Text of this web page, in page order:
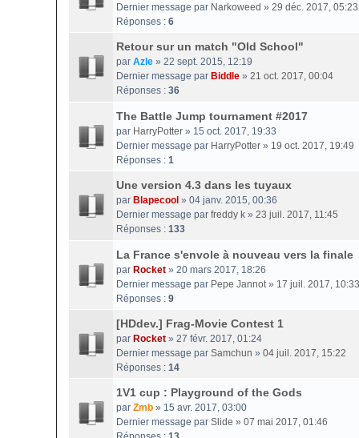
Dernier message par Narkoweed » 29 déc. 2017, 05:23
Réponses : 6
Retour sur un match "Old School"
par Azle » 22 sept. 2015, 12:19
Dernier message par Biddle » 21 oct. 2017, 00:04
Réponses : 36
The Battle Jump tournament #2017
par HarryPotter » 15 oct. 2017, 19:33
Dernier message par HarryPotter » 19 oct. 2017, 19:49
Réponses : 1
Une version 4.3 dans les tuyaux
par Blapecool » 04 janv. 2015, 00:36
Dernier message par freddy k » 23 juil. 2017, 11:45
Réponses : 133
La France s'envole à nouveau vers la finale
par Rocket » 20 mars 2017, 18:26
Dernier message par Pepe Jannot» 17 juil. 2017, 10:33
Réponses : 9
[HDdev.] Frag-Movie Contest 1
par Rocket » 27 févr. 2017, 01:24
Dernier message par Samchun » 04 juil. 2017, 15:22
Réponses : 14
1V1 cup : Playground of the Gods
par Zmb » 15 avr. 2017, 03:00
Dernier message par Slide » 07 mai 2017, 01:46